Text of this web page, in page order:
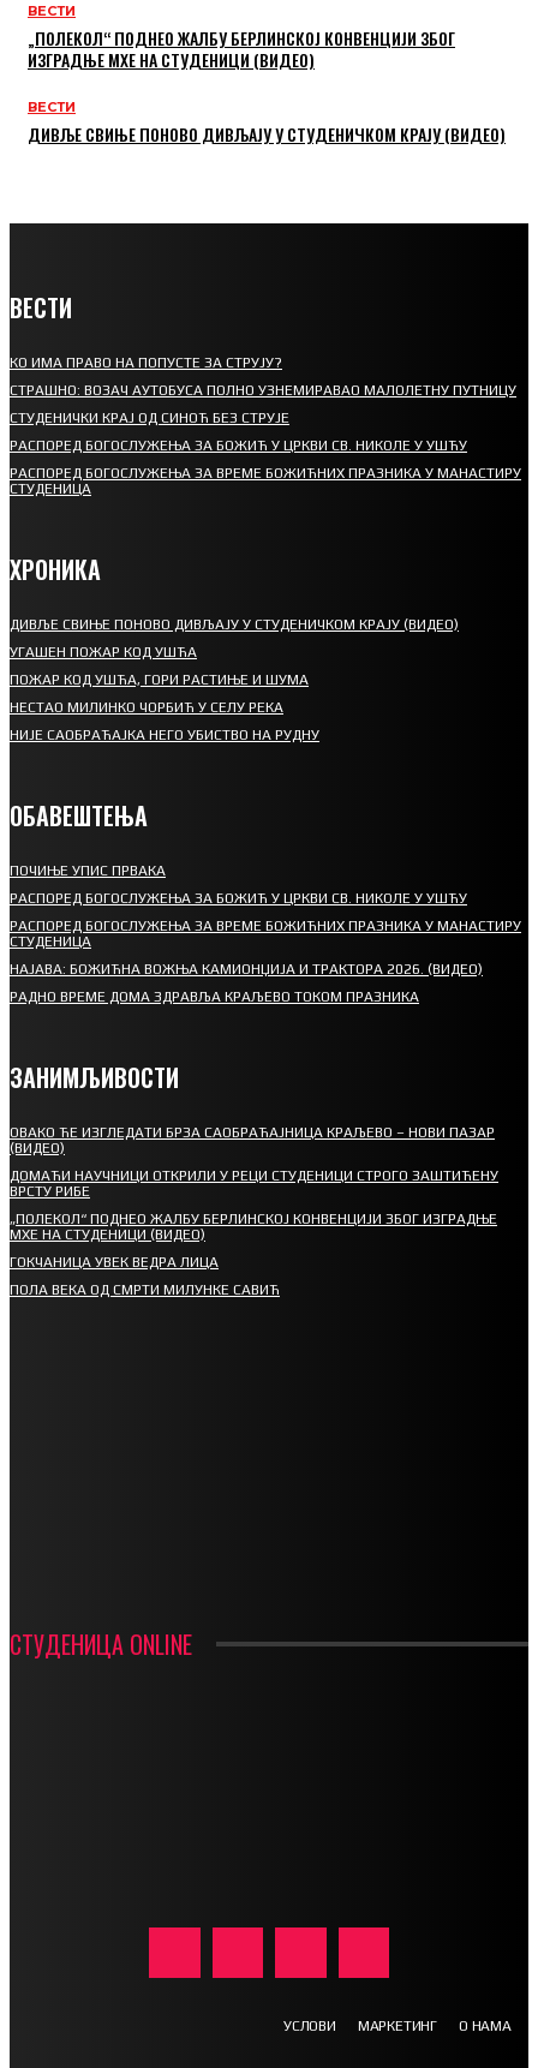
ВЕСТИ
„ПОЛЕКОЛ“ ПОДНЕО ЖАЛБУ БЕРЛИНСКОЈ КОНВЕНЦИЈИ ЗБОГ
ИЗГРАДЊЕ МХЕ НА СТУДЕНИЦИ (ВИДЕО)
ВЕСТИ
ДИВЉЕ СВИЊЕ ПОНОВО ДИВЉАЈУ У СТУДЕНИЧКОМ КРАЈУ (ВИДЕО)
ВЕСТИ
КО ИМА ПРАВО НА ПОПУСТЕ ЗА СТРУЈУ?
СТРАШНО: ВОЗАЧ АУТОБУСА ПОЛНО УЗНЕМИРАВАО МАЛОЛЕТНУ ПУТНИЦУ
СТУДЕНИЧКИ КРАЈ ОД СИНОЋ БЕЗ СТРУЈЕ
РАСПОРЕД БОГОСЛУЖЕЊА ЗА БОЖИЋ У ЦРКВИ СВ. НИКОЛЕ У УШЋУ
РАСПОРЕД БОГОСЛУЖЕЊА ЗА ВРЕМЕ БОЖИЋНИХ ПРАЗНИКА У МАНАСТИРУ
СТУДЕНИЦА
ХРОНИКА
ДИВЉЕ СВИЊЕ ПОНОВО ДИВЉАЈУ У СТУДЕНИЧКОМ КРАЈУ (ВИДЕО)
УГАШЕН ПОЖАР КОД УШЋА
ПОЖАР КОД УШЋА, ГОРИ РАСТИЊЕ И ШУМА
НЕСТАО МИЛИНКО ЧОРБИЋ У СЕЛУ РЕКА
НИЈЕ САОБРАЋАЈКА НЕГО УБИСТВО НА РУДНУ
ОБАВЕШТЕЊА
ПОЧИЊЕ УПИС ПРВАКА
РАСПОРЕД БОГОСЛУЖЕЊА ЗА БОЖИЋ У ЦРКВИ СВ. НИКОЛЕ У УШЋУ
РАСПОРЕД БОГОСЛУЖЕЊА ЗА ВРЕМЕ БОЖИЋНИХ ПРАЗНИКА У МАНАСТИРУ
СТУДЕНИЦА
НАЈАВА: БОЖИЋНА ВОЖЊА КАМИОНЏИЈА И ТРАКТОРА 2026. (ВИДЕО)
РАДНО ВРЕМЕ ДОМА ЗДРАВЉА КРАЉЕВО ТОКОМ ПРАЗНИКА
ЗАНИМЉИВОСТИ
ОВАКО ЋЕ ИЗГЛЕДАТИ БРЗА САОБРАЋАЈНИЦА КРАЉЕВО – НОВИ ПАЗАР
(ВИДЕО)
ДОМАЋИ НАУЧНИЦИ ОТКРИЛИ У РЕЦИ СТУДЕНИЦИ СТРОГО ЗАШТИЋЕНУ
ВРСТУ РИБЕ
„ПОЛЕКОЛ“ ПОДНЕО ЖАЛБУ БЕРЛИНСКОЈ КОНВЕНЦИЈИ ЗБОГ ИЗГРАДЊЕ
МХЕ НА СТУДЕНИЦИ (ВИДЕО)
ГОКЧАНИЦА УВЕК ВЕДРА ЛИЦА
ПОЛА ВЕКА ОД СМРТИ МИЛУНКЕ САВИЋ
СТУДЕНИЦА ONLINE
УСЛОВИ МАРКЕТИНГ О НАМА